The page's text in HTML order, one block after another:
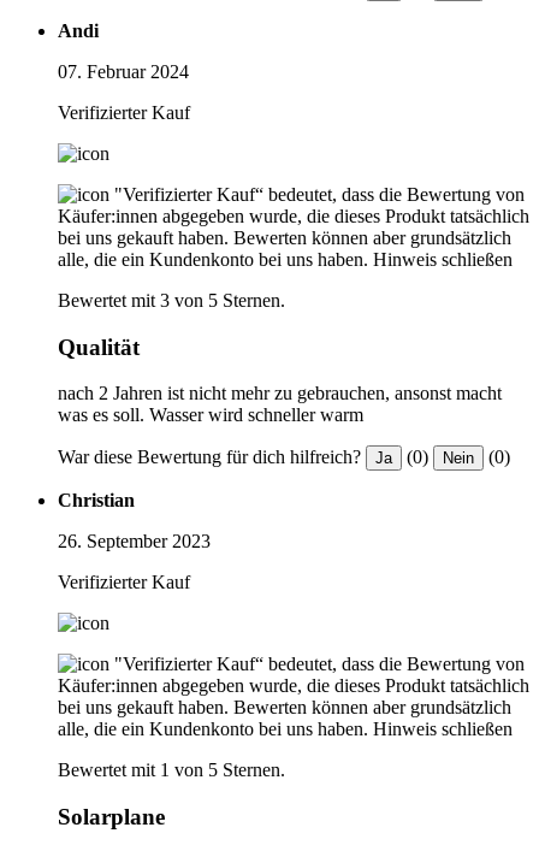
Andi
07. Februar 2024
Verifizierter Kauf
"Verifizierter Kauf“ bedeutet, dass die Bewertung von
Käufer:innen abgegeben wurde, die dieses Produkt tatsächlich
bei uns gekauft haben. Bewerten können aber grundsätzlich
alle, die ein Kundenkonto bei uns haben. Hinweis schließen
Bewertet mit 3 von 5 Sternen.
Qualität
nach 2 Jahren ist nicht mehr zu gebrauchen, ansonst macht
was es soll. Wasser wird schneller warm
War diese Bewertung für dich hilfreich? Ja (0) Nein (0)
Christian
26. September 2023
Verifizierter Kauf
"Verifizierter Kauf“ bedeutet, dass die Bewertung von
Käufer:innen abgegeben wurde, die dieses Produkt tatsächlich
bei uns gekauft haben. Bewerten können aber grundsätzlich
alle, die ein Kundenkonto bei uns haben. Hinweis schließen
Bewertet mit 1 von 5 Sternen.
Solarplane